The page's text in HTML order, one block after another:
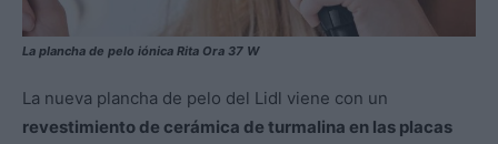
La plancha de pelo iónica Rita Ora 37 W
La nueva plancha de pelo del Lidl viene con un
revestimiento de cerámica de turmalina en las placas